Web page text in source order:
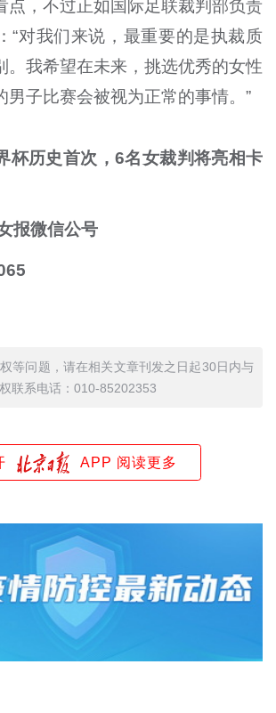
点，不过正如国际足联裁判部负责
“对我们来说，最重要的是执裁质
。我希望在未来，挑选优秀的女性
男子比赛会被视为正常的事情。”
杯历史首次，6名女裁判将亮相卡
报微信公号
等问题，请在相关文章刊发之日起30日内与
联系电话：010-85202353
APP 阅读更多